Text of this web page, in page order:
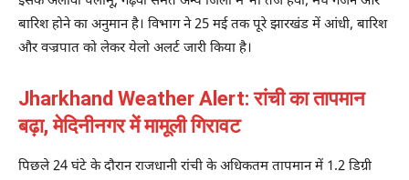
बारिश होने का अनुमान है। विभाग ने 25 मई तक पूरे झारखंड में आंधी, बारिश
और वज्रपात को लेकर येलो अलर्ट जारी किया है।
Jharkhand Weather Alert: रांची का तापमान
बढ़ा, मेदिनीनगर में मामूली गिरावट
पिछले 24 घंटे के दौरान राजधानी रांची के अधिकतम तापमान में 1.2 डिग्री